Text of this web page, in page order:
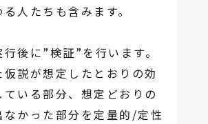
人たちも含みます。
後に”検証”を行います。
仮説が想定したとおりの効
ている部分、想定どおりの
なかった部分を定量的/定性